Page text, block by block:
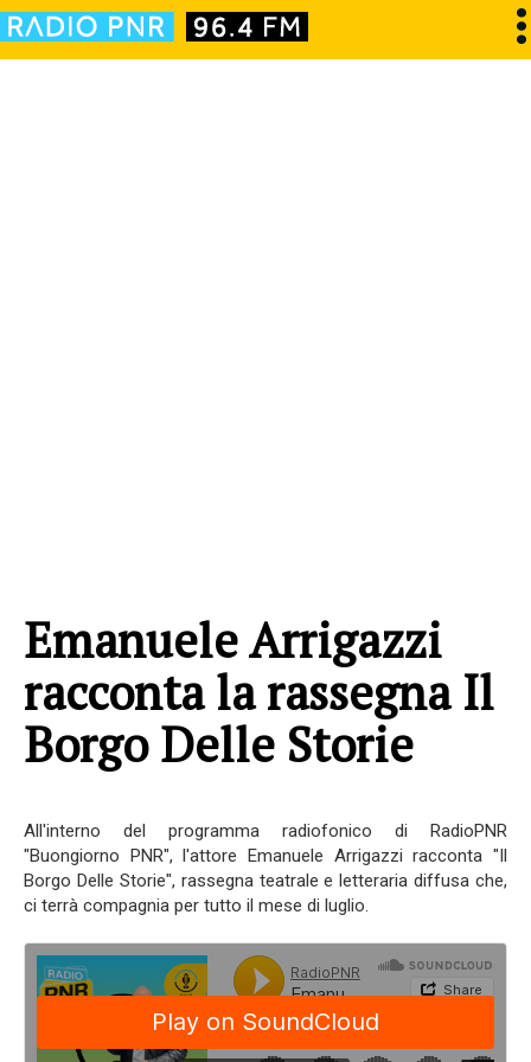
Emanuele Arrigazzi
racconta la rassegna Il
Borgo Delle Storie
All'interno del programma radiofonico di RadioPNR
"Buongiorno PNR", l'attore Emanuele Arrigazzi racconta "Il
Borgo Delle Storie", rassegna teatrale e letteraria diffusa che,
ci terrà compagnia per tutto il mese di luglio.